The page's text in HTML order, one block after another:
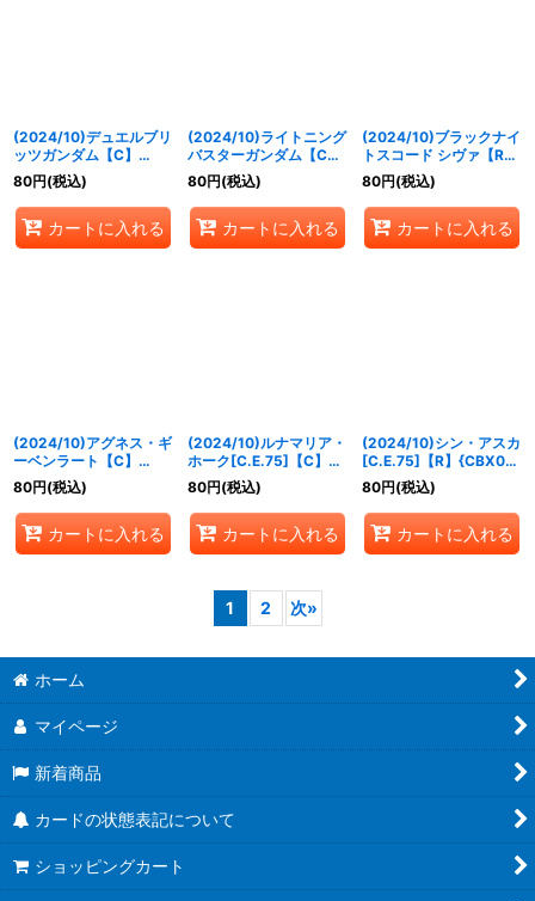
(2024/10)デュエルブリ
ッツガンダム【C】
{CBX01-006}《白》
80円(税込)
カートに入れる
(2024/10)ライトニング
バスターガンダム【C】
{CBX01-007}《白》
80円(税込)
カートに入れる
(2024/10)ブラックナイ
トスコード シヴァ【R】
{CBX01-009}《白》
80円(税込)
カートに入れる
(2024/10)アグネス・ギ
ーベンラート【C】
{CBX01-013}《白》
80円(税込)
カートに入れる
(2024/10)ルナマリア・
ホーク[C.E.75]【C】
{CBX01-014}《白》
80円(税込)
カートに入れる
(2024/10)シン・アスカ
[C.E.75]【R】{CBX01-
016}《白》
80円(税込)
カートに入れる
1 2 次»
ホーム
マイページ
新着商品
カードの状態表記について
ショッピングカート